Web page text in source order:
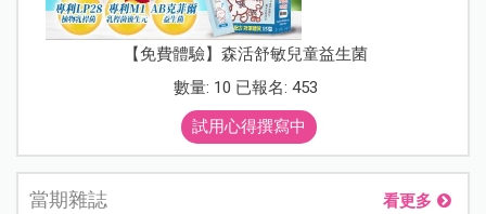
【免費體驗】森活舒敏兒童益生菌
數量: 10 已報名: 453
試用心得撰寫中
當期雜誌 看更多